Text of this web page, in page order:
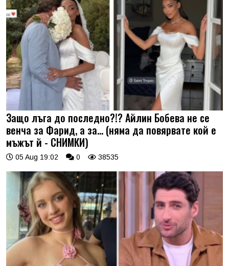
Защо лъга до последно?!? Айлин Бобева не се
венча за Фарид, а за... (няма да повярвате кой е
мъжът й - СНИМКИ)
05 Aug 19:02 0 38535